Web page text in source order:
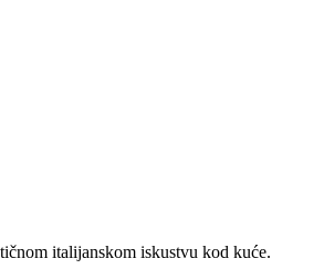
italijanskom iskustvu kod kuće.